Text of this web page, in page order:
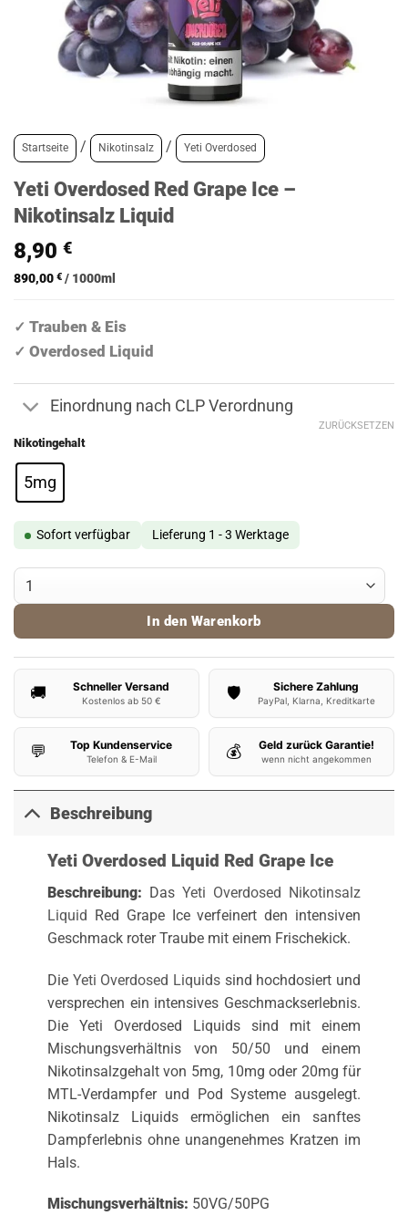
Startseite / Nikotinsalz / Yeti Overdosed
Yeti Overdosed Red Grape Ice –
Nikotinsalz Liquid
8,90 €
890,00 € / 1000ml
✓ Trauben & Eis
✓ Overdosed Liquid
Einordnung nach CLP Verordnung
Nikotingehalt
5mg
ZURÜCKSETZEN
Sofort verfügbar Lieferung 1 - 3 Werktage
Yeti Overdosed Red Grape Ice - Nikotinsalz Liquid Menge
In den Warenkorb
🚚 Schneller Versand
Kostenlos ab 50 € 🛡️ Sichere Zahlung
PayPal, Klarna, Kreditkarte
💬 Top Kundenservice
Telefon & E-Mail 💰 Geld zurück Garantie!
wenn nicht angekommen
Beschreibung
Yeti Overdosed Liquid Red Grape Ice
Beschreibung: Das Yeti Overdosed Nikotinsalz
Liquid Red Grape Ice verfeinert den intensiven
Geschmack roter Traube mit einem Frischekick.
Die Yeti Overdosed Liquids sind hochdosiert und
versprechen ein intensives Geschmackserlebnis.
Die Yeti Overdosed Liquids sind mit einem
Mischungsverhältnis von 50/50 und einem
Nikotinsalzgehalt von 5mg, 10mg oder 20mg für
MTL-Verdampfer und Pod Systeme ausgelegt.
Nikotinsalz Liquids ermöglichen ein sanftes
Dampferlebnis ohne unangenehmes Kratzen im
Hals.
Mischungsverhältnis: 50VG/50PG